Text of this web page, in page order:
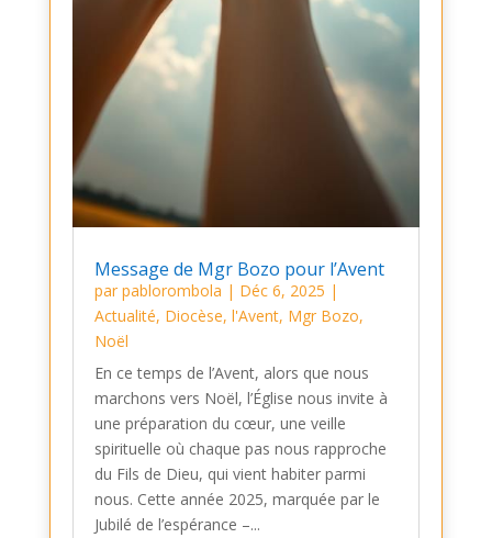
Message de Mgr Bozo pour l’Avent
par pablorombola | Déc 6, 2025 |
Actualité, Diocèse, l'Avent, Mgr Bozo,
Noël
En ce temps de l’Avent, alors que nous
marchons vers Noël, l’Église nous invite à
une préparation du cœur, une veille
spirituelle où chaque pas nous rapproche
du Fils de Dieu, qui vient habiter parmi
nous. Cette année 2025, marquée par le
Jubilé de l’espérance –...